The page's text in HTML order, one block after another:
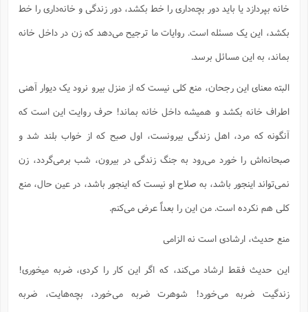
خانه بپردازد یا باید دور بچه‌داری را خط بکشد، دور زندگی و خانه‌داری را خط
بکشد، این یک مسئله است. روایات ما ترجیح می‌دهد که زن در داخل خانه
بماند، به این مسائل برسد.
البته معنای این رجحان، منع کلی نیست که از منزل بیرو نرود یک دیوار آهنی
اطراف خانه بکشد و همیشه داخل خانه بماند! حرف روایت این است که
آنگونه که مرد، اهل زندگی بیرونست، اول صبح که از خواب بلند شد و
صبحانه‌اش را خورد می‌رود به جنگ زندگی در بیرون، شب برمی‌گردد، زن
نمی‌تواند اینجور باشد، به صلاح او نیست که اینجور باشد، در عین حال، منع
کلی هم نکرده است. من این را بعداً عرض می‌کنم.
منع حدیث، ارشادی است نه الزامی
این حدیث فقط ارشاد می‌کند، که اگر این کار را کردی، ضربه میخوری!
زندگیت ضربه می‌خورد! شوهرت ضربه می‌خورد، بچه‌هایت، ضربه